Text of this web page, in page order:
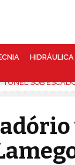
HIDRÁULICA
TÚNEL SOB